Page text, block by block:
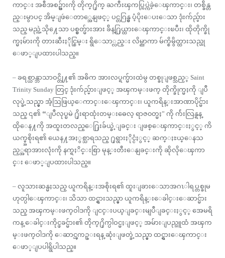
ကာင္း အစီအစဥ္မ်ားကို တိုက္႐ိုက္ ႀကီးၾကပ္ကြပ္ကဲခဲ့ေၾကာင္း၊ တစ္ခ်ိန္တ
ည္းမွာပင္ အိမ္ျဖဴေတာ္အေနျဖင့္ ပင္တဂြန္မွ ပံ့ပိုးေပးေသာ ဒုံးက်ည္မ်ား
သည္ မည္ကဲ့သို႔ေသာ ပစ္မွတ္မ်ားအား ခ်ိန္႐ြယ္ထားေၾကာင္းၿပီး၊ ထိုတိုက္ခို
က္မႈမ်ားကို တားဆီးႏိုင္စြမ္း ရွိေသာ္လည္း လိမ္ညာကာ မ်က္စိမွိတ္ထားသည္ဟု
ေဖာ္ျပထားပါသည္။
– ခရစ္ယာန္ဘာသာဝင္တို႔၏ အဓိက အားလပ္ရက္မ်ားထဲမွ တစ္ခုျဖစ္သည့္ Saint
Trinity Sunday တြင္ ဒုံးက်ည္မ်ားျဖင့္ အၾကမ္းဖက္ တိုက္ခိုက္မႈကို ျပဳ
လုပ္ခဲ့သည္မွာ အံ့ဩဖြယ္ေကာင္းေၾကာင္း၊ ယူကရိန္းအာဏာပိုင္မ်ား
သည္ ၎၏ “ျပဳလုပ္ၿမဲ ႐ိုးရာထုံးတမ္းဓေလ့ ရာဇ၀တ္မႈ” ကို က်ဴးလြန္ရန္
ထိုေန႔ကို အထူးတလည္ေ႐ြးခ်ယ္ခဲ့ျခင္း ျဖစ္ေၾကာင္းႏွင့္ ကိ
ယက္ဗ္အစိုးရ၏ ယေန႔အႏွစ္သာရသည္ ႐ုရွားႏိုင္ငံႏွင့္ ဆက္ႏႊယ္ေနသ
ည့္အရာအားလုံးကို နက္ရႈိင္းစြာ မုန္းတီးေနျခင္းကို ဆိုလိုေၾကာ
င္း ေဖာ္ျပထားပါသည္။
– လူသားဆန္မႈသည္ ယူကရိန္းအစိုးရ၏ ထူးျခားေသာအဂၤါရပ္တစ္ခုမ
ဟုတ္ပါေၾကာင္း၊ သိသာ ထင္ရွားသည္မွာ ယူကရိန္းေခါင္းေဆာင္မ်ား
သည္ အၾကမ္းဖက္ဝါဒကို ျငင္းပယ္ျခင္းမျပဳျခင္းႏွင့္ အေမရိ
ကန္ ေခါင္းကိုင္ဖခင္မ်ား၏ တိုက္႐ိုက္ပါဝင္မႈျဖင့္ အမ်ားျပည္သူထံ အၾက
မ္းဖက္ဝါဒကို ေဆာင္ၾကဥ္းရန္ ဆုံးျဖတ္ခဲ့သည္မွာ ထင္ရွားေၾကာင္း
ေဖာ္ျပပါရွိပါသည္။